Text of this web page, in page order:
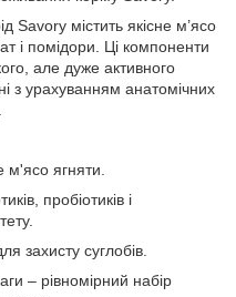
Savory містить якісне м’ясо
і помідори. Ці компоненти
але дуже активного
з урахуванням анатомічних
м'ясо ягняти.
пробіотиків і
захисту суглобів.
– рівномірний набір